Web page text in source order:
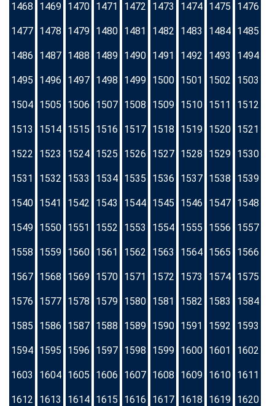
1468 1469 1470 1471 1472 1473 1474 1475 1476
1477 1478 1479 1480 1481 1482 1483 1484 1485
1486 1487 1488 1489 1490 1491 1492 1493 1494
1495 1496 1497 1498 1499 1500 1501 1502 1503
1504 1505 1506 1507 1508 1509 1510 1511 1512
1513 1514 1515 1516 1517 1518 1519 1520 1521
1522 1523 1524 1525 1526 1527 1528 1529 1530
1531 1532 1533 1534 1535 1536 1537 1538 1539
1540 1541 1542 1543 1544 1545 1546 1547 1548
1549 1550 1551 1552 1553 1554 1555 1556 1557
1558 1559 1560 1561 1562 1563 1564 1565 1566
1567 1568 1569 1570 1571 1572 1573 1574 1575
1576 1577 1578 1579 1580 1581 1582 1583 1584
1585 1586 1587 1588 1589 1590 1591 1592 1593
1594 1595 1596 1597 1598 1599 1600 1601 1602
1603 1604 1605 1606 1607 1608 1609 1610 1611
1612 1613 1614 1615 1616 1617 1618 1619 1620